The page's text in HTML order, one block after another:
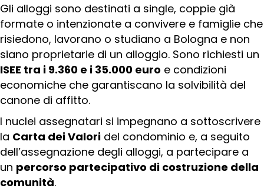
Gli alloggi sono destinati a single, coppie già
formate o intenzionate a convivere e famiglie che
risiedono, lavorano o studiano a Bologna e non
siano proprietarie di un alloggio. Sono richiesti un
ISEE tra i 9.360 e i 35.000 euro e condizioni
economiche che garantiscano la solvibilità del
canone di affitto.
I nuclei assegnatari si impegnano a sottoscrivere
la Carta dei Valori del condominio e, a seguito
dell’assegnazione degli alloggi, a partecipare a
un percorso partecipativo di costruzione della
comunità.